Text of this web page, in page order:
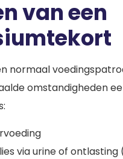
van een
normaal
omstandigheden
via urine of